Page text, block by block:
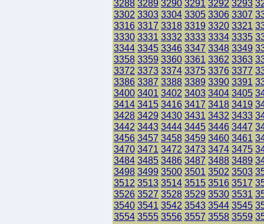
3288 3289 3290 3291 3292 3293
3302 3303 3304 3305 3306 3307
3316 3317 3318 3319 3320 3321
3330 3331 3332 3333 3334 3335
3344 3345 3346 3347 3348 3349
3358 3359 3360 3361 3362 3363
3372 3373 3374 3375 3376 3377
3386 3387 3388 3389 3390 3391
3400 3401 3402 3403 3404 3405
3414 3415 3416 3417 3418 3419
3428 3429 3430 3431 3432 3433
3442 3443 3444 3445 3446 3447
3456 3457 3458 3459 3460 3461
3470 3471 3472 3473 3474 3475
3484 3485 3486 3487 3488 3489
3498 3499 3500 3501 3502 3503
3512 3513 3514 3515 3516 3517
3526 3527 3528 3529 3530 3531
3540 3541 3542 3543 3544 3545
3554 3555 3556 3557 3558 3559